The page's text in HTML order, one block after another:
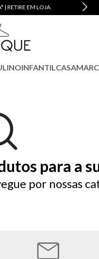
| RETIRE EM LOJA
INFANTILCASA
para a
por nossas